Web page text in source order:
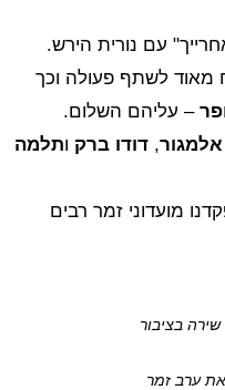
עם נורית הירש.
לשתף פעולה וכך
– עליהם השלום.
אלמגור, דודו ברק ותלמה
מועדוני זמר רבים
בציבור
ערב זמר